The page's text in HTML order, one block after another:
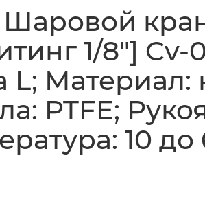
Шаровой
1/8"] Cv-
L; Материал:
PTFE;
10